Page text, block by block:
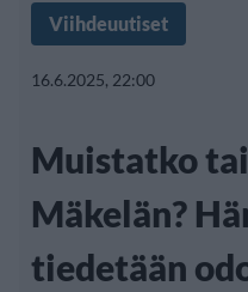
Viihdeuutiset
16.6.2025, 22:00
Muistatko
Mäkelän?
tiedetään